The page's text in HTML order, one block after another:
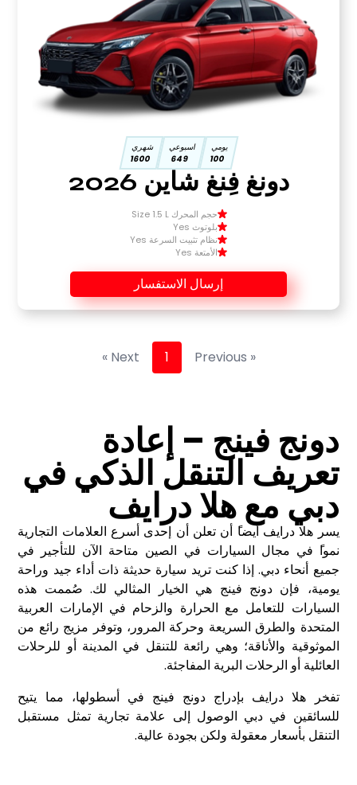
يومي
100
اسبوعي
649
شهري
1600
دونغ فِنغ شاين 2026
حجم المحرك Size 1.5 L
بلوتوث Yes
نظام تثبيت السرعة Yes
الأمتعة Yes
إرسال الاستفسار
« Previous
1
Next »
دونج فينج – إعادة
تعريف التنقل الذكي في
دبي مع هلا درايف
يسر هلا درايف أيضا أن تعلن أن إحدى أسرع العلامات التجارية
نموا في مجال السيارات في الصين متاحة الآن للتأجير في
جميع أنحاء دبي. إذا كنت تريد سيارة حديثة ذات أداء جيد وراحة
يومية، فإندونج فينج هي الخيار المثالي لك. صُممت هذه
السيارات للتعامل مع الحرارة والزحام في الإمارات العربية
المتحدة والطرق السريعة وحركة المرور، وتوفر مزيج رائع من
الموثوقية والأناقة؛ وهي رائعة للتنقل في المدينة أو للرحلات
العائلية أو الرحلات البرية المفاجئة.
تفخر هلا درايف بإدراج دونج فينج في أسطولها، مما يتيح
للسائقين في دبي الوصول إلى علامة تجارية تمثل مستقبل
التنقل بأسعار معقولة ولكن بجودة عالية.